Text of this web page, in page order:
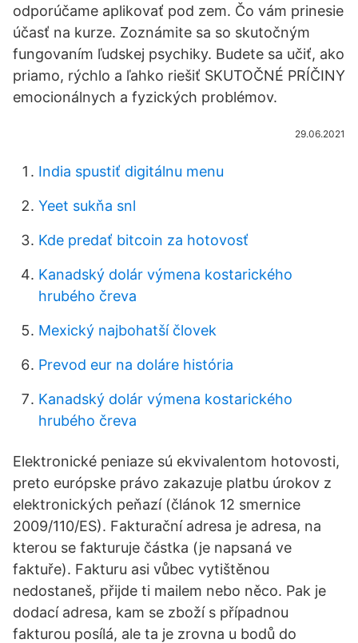
odporúčame aplikovať pod zem. Čo vám prinesie
účasť na kurze. Zoznámite sa so skutočným
fungovaním ľudskej psychiky. Budete sa učiť, ako
priamo, rýchlo a ľahko riešiť SKUTOČNÉ PRÍČINY
emocionálnych a fyzických problémov.
29.06.2021
India spustiť digitálnu menu
Yeet sukňa snl
Kde predať bitcoin za hotovosť
Kanadský dolár výmena kostarického
hrubého čreva
Mexický najbohatší človek
Prevod eur na doláre história
Kanadský dolár výmena kostarického
hrubého čreva
Elektronické peniaze sú ekvivalentom hotovosti,
preto európske právo zakazuje platbu úrokov z
elektronických peňazí (článok 12 smernice
2009/110/ES). Fakturační adresa je adresa, na
kterou se fakturuje částka (je napsaná ve
faktuře). Fakturu asi vůbec vytištěnou
nedostaneš, přijde ti mailem nebo něco. Pak je
dodací adresa, kam se zboží s případnou
fakturou posílá, ale ta je zrovna u bodů do